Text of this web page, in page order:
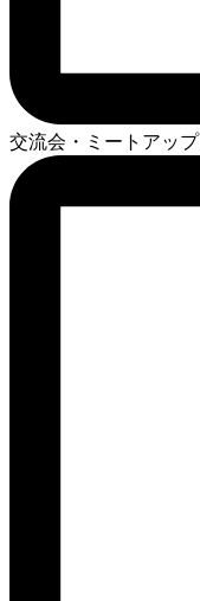
交流会・ミートアップ